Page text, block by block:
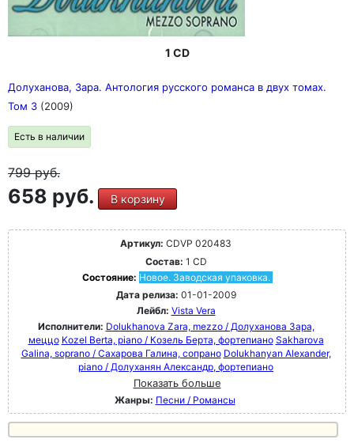
1 CD
Долуханова, Зара. Антология русского романса в двух томах.
Том 3 (2009)
Есть в наличии
799руб.
658 руб. В корзину
Артикул: CDVP 020483
Состав: 1 CD
Состояние: Новое. Заводская упаковка.
Дата релиза: 01-01-2009
Лейбл: Vista Vera
Исполнители: Dolukhanova Zara, mezzo / Долуханова Зара,
меццо Kozel Berta, piano / Козель Берта, фортепиано Sakharova
Galina, soprano / Сахарова Галина, сопрано Dolukhanyan Alexander,
piano / Долуханян Александр, фортепиано
Показать больше
Жанры: Песни / Романсы